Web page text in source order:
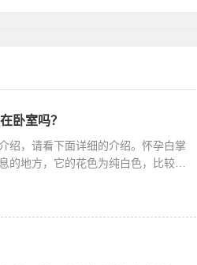
卧室吗？
绍，请看下面详细的介绍。怀孕白掌
地方，它的花色为纯白色，比较靓